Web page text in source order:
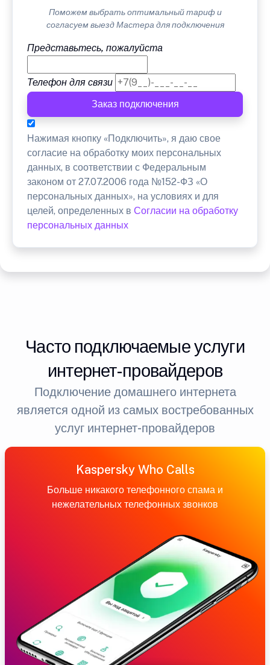
Поможем выбрать оптимальный тариф и
согласуем выезд Мастера для подключения
Представьтесь, пожалуйста
Телефон для связи
Заказ подключения
Нажимая кнопку «Подключить», я даю свое
согласие на обработку моих персональных
данных, в соответствии с Федеральным
законом от 27.07.2006 года №152-ФЗ «О
персональных данных», на условиях и для
целей, определенных в Согласии на обработку
персональных данных
Часто подключаемые услуги
интернет-провайдеров
Подключение домашнего интернета
является одной из самых востребованных
услуг интернет-провайдеров
Kaspersky Who Calls
Больше никакого телефонного спама и
нежелательных телефонных звонков